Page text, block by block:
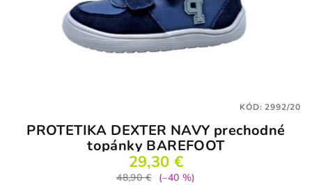
PROTETIKA DEXTER NAVY prechodné
topánky BAREFOOT
29,30 €
48,90 €
(–40 %)
KÓD:2992/20